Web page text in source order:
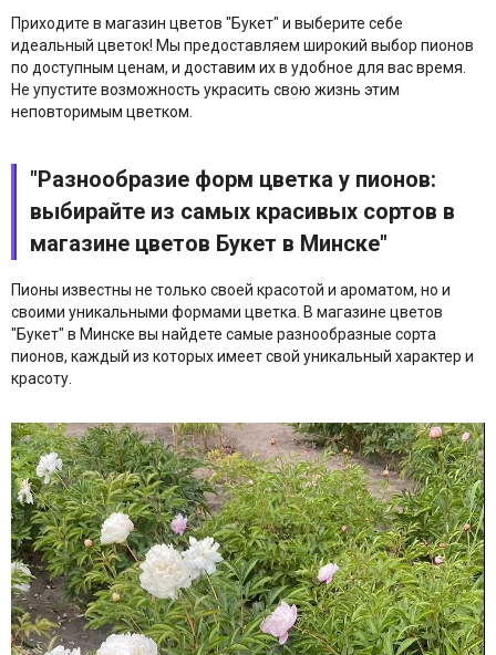
Приходите в магазин цветов "Букет" и выберите себе
идеальный цветок! Мы предоставляем широкий выбор пионов
по доступным ценам, и доставим их в удобное для вас время.
Не упустите возможность украсить свою жизнь этим
неповторимым цветком.
"Разнообразие форм цветка у пионов:
выбирайте из самых красивых сортов в
магазине цветов Букет в Минске"
Пионы известны не только своей красотой и ароматом, но и
своими уникальными формами цветка. В магазине цветов
"Букет" в Минске вы найдете самые разнообразные сорта
пионов, каждый из которых имеет свой уникальный характер и
красоту.